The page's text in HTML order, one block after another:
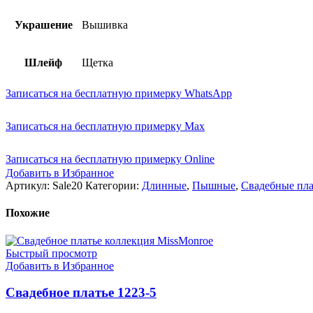
Украшение Вышивка
Шлейф Щетка
Записаться на бесплатную примерку WhatsApp
Записаться на бесплатную примерку Max
Записаться на бесплатную примерку Online
Добавить в Избранное
Артикул: Sale20 Категории: Длинные, Пышные, Свадебные
Похожие
Быстрый просмотр
Добавить в Избранное
Свадебное платье 1223-5